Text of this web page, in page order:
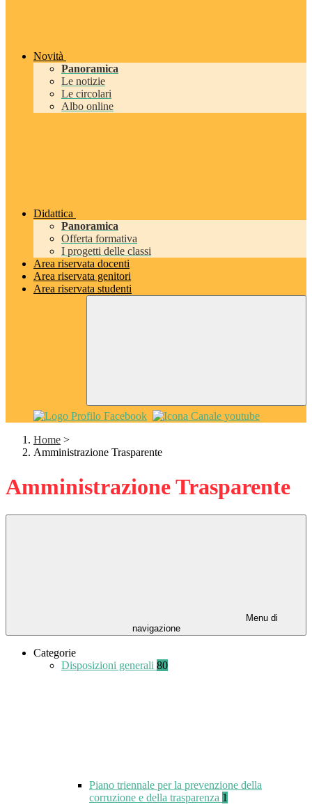
Novità
Panoramica
Le notizie
Le circolari
Albo online
Didattica
Panoramica
Offerta formativa
I progetti delle classi
Area riservata docenti
Area riservata genitori
Area riservata studenti
Home >
Amministrazione Trasparente
Amministrazione Trasparente
Menu di
navigazione
Categorie
Disposizioni generali 80
Piano triennale per la prevenzione della
corruzione e della trasparenza 1